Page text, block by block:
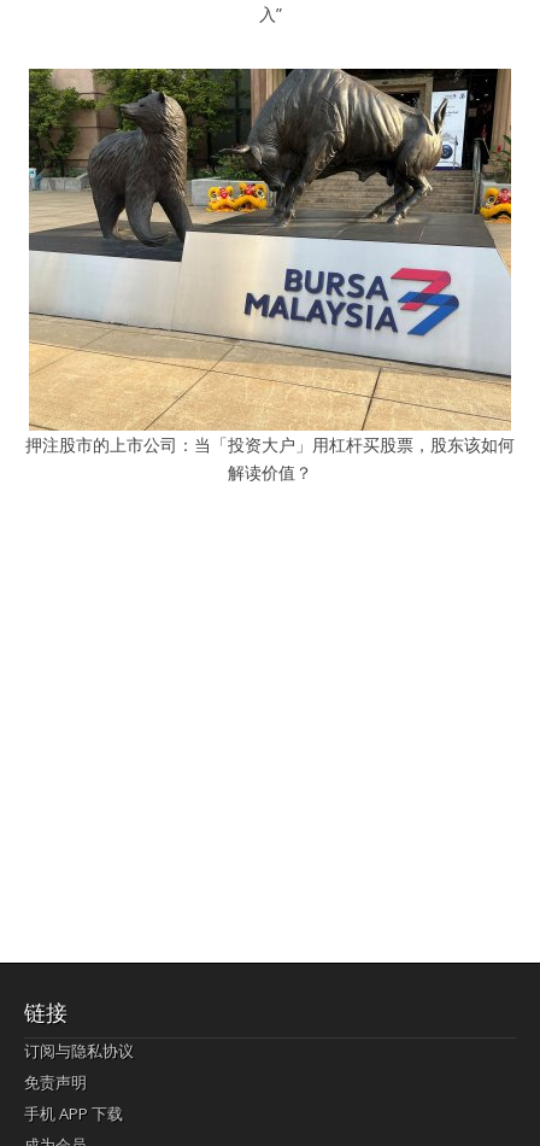
入”
押注股市的上市公司：当「投资大户」用杠杆买股票，股东该如何
解读价值？
链接
订阅与隐私协议
免责声明
手机 APP 下载